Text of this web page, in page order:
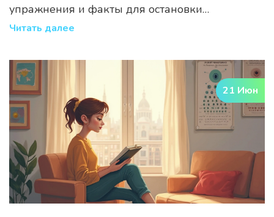
упражнения и факты для остановки
пресбиопии.
Читать далее
21 Июн